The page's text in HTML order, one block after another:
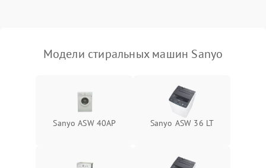
Модели стиральных машин Sanyo
Sanyo ASW 40AP Sanyo ASW 36 LT